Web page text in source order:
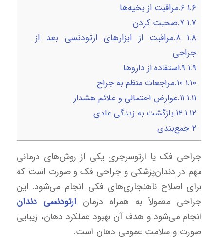
۱.۶
۱.۷
۱.۸
۸.مراقبت از ابزارهای ارتودنسی بعد از
جراحی
۱.۹
۱.۱۰
۱.۱۱
۱.۱۲
۲ جمع‌بندی
جراحی فک یا ارتوسرجری یکی از روش‌های درمانی
مهم در دندان‌پزشکی و جراحی فک و صورت است که
برای اصلاح ناهنجاری‌های فکی انجام می‌شود. این
جراحی معمولاً به همراه درمانارتودنسی دندان
انجام می‌شود و هدف آن بهبود عملکرد دهان، زیبایی
صورت و سلامت عمومی دهان است.